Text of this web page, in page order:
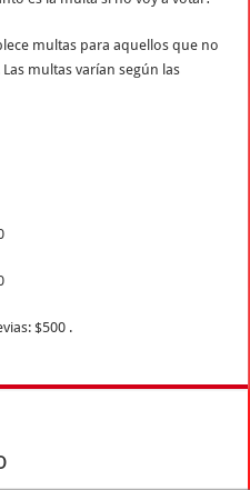
multas para aquellos que no
multas varían según las
$500 .